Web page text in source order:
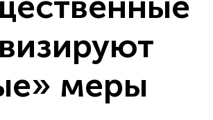
меры